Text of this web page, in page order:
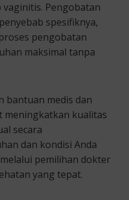
Pengobatan
spesifiknya,
pengobatan
maksimal tanpa
bantuan medis dan
meningkatkan kualitas
secara
dan kondisi Anda
pemilihan dokter
yang tepat.